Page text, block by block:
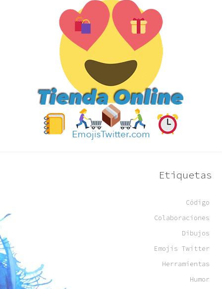
Etiquetas
Código
Colaboraciones
Dibujos
Emojis Twitter
Herramientas
Humor